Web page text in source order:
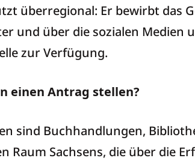
überregional: Er bewirbt das
und über die sozialen
zur Verfügung.
einen Antrag stellen?
sind Buchhandlungen,
Raum Sachsens, die über die